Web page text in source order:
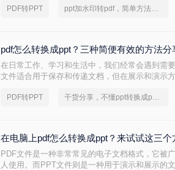
PPT的方法，帮助读者轻松完成这一转换过程。
PDF转PPT ppt加水印转pdf，简单方法教你一招
pdf怎么转换成ppt？三种简便有效的方法分
在日常工作、学习和生活中，我们经常会遇到需
文件适合用于保存和传递文档，但在展示和演示
程。
PDF转PPT 干货分享，不懂ppt转换成pdf的朋友快快收藏起来
在电脑上pdf怎么转换成ppt？来试试这三个
PDF文件是一种非常常见的电子文档格式，它被
人使用。而PPT文件则是一种用于演示和展示的